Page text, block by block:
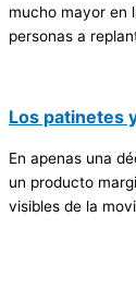
mucho mayor en
personas a
Los patinetes
En apenas una
un producto
visibles de la